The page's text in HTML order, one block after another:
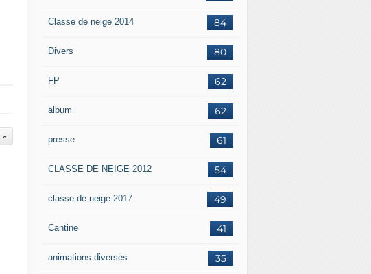
84
Classe de neige 2014
80
Divers
62
FP
62
album
61
presse
54
CLASSE DE NEIGE 2012
49
classe de neige 2017
41
Cantine
35
animations diverses